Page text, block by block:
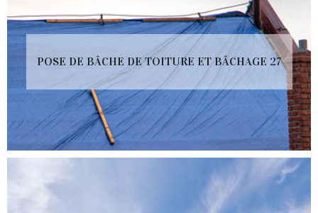
POSE DE BÂCHE DE TOITURE ET BÂCHAGE 27